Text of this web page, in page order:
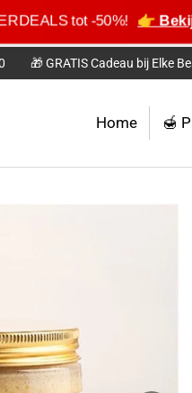
tot -50%! 👉
🎁 GRATIS Cadeau bij Elke
Home 🍯